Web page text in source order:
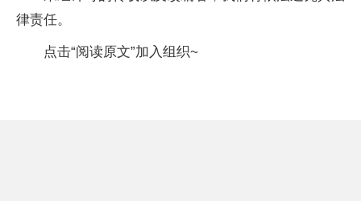
律责任。
点击“阅读原文”加入组织~